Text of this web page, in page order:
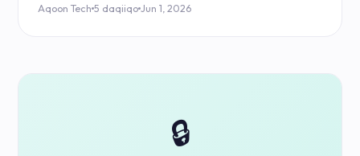
Aqoon Tech5 daqiiqoJun 1, 2026
🔒